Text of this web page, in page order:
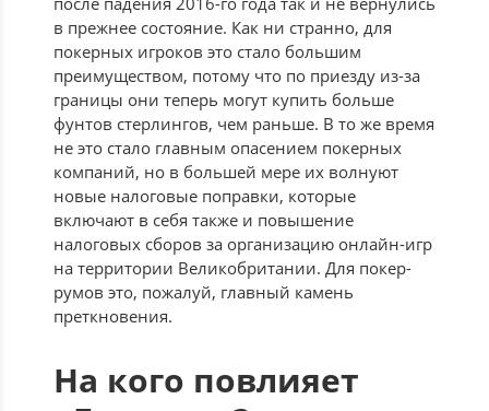
в прежнее состояние. Как ни странно, для
покерных игроков это стало большим
преимуществом, потому что по приезду из-за
границы они теперь могут купить больше
фунтов стерлингов, чем раньше. В то же время
не это стало главным опасением покерных
компаний, но в большей мере их волнуют
новые налоговые поправки, которые
включают в себя также и повышение
налоговых сборов за организацию онлайн-игр
на территории Великобритании. Для покер-
румов это, пожалуй, главный камень
преткновения.
На кого повлияет